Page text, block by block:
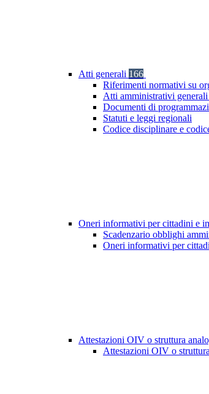
Atti generali 166
Riferimenti normativi su
Atti amministrativi generali
Documenti di
Statuti e leggi regionali
Codice disciplinare e
Oneri informativi per cittadini e
Scadenzario obblighi
Oneri informativi per
Attestazioni OIV o struttura
Attestazioni OIV o